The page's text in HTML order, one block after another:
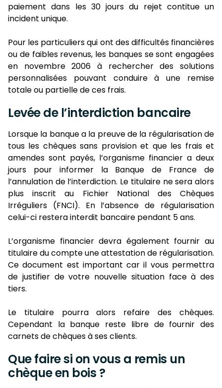
paiement dans les 30 jours du rejet contitue un
incident unique.
Pour les particuliers qui ont des difficultés financières
ou de faibles revenus, les banques se sont engagées
en novembre 2006 à rechercher des solutions
personnalisées pouvant conduire à une remise
totale ou partielle de ces frais.
Levée de l’interdiction bancaire
Lorsque la banque a la preuve de la régularisation de
tous les chèques sans provision et que les frais et
amendes sont payés, l’organisme financier a deux
jours pour informer la Banque de France de
l’annulation de l’interdiction. Le titulaire ne sera alors
plus inscrit au Fichier National des Chèques
Irréguliers (FNCI). En l’absence de régularisation
celui-ci restera interdit bancaire pendant 5 ans.
L’organisme financier devra également fournir au
titulaire du compte une attestation de régularisation.
Ce document est important car il vous permettra
de justifier de votre nouvelle situation face à des
tiers.
Le titulaire pourra alors refaire des chèques.
Cependant la banque reste libre de fournir des
carnets de chèques à ses clients.
Que faire si on vous a remis un
chèque en bois ?